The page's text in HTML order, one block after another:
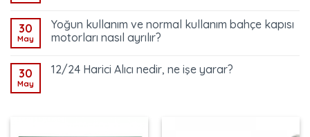
30
May
Yoğun kullanım ve normal kullanım bahçe kapısı
motorları nasıl ayrılır?
30
May
12/24 Harici Alıcı nedir, ne işe yarar?